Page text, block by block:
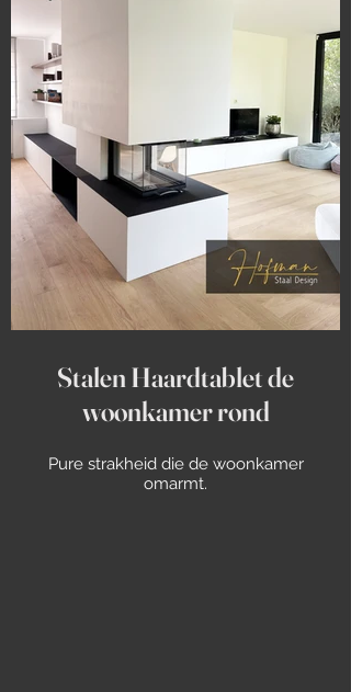
Stalen Haardtablet de
woonkamer rond
Pure strakheid die de woonkamer
omarmt.